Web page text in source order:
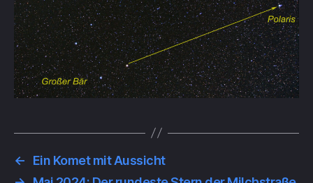
←
Ein Komet mit Aussicht